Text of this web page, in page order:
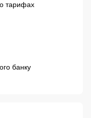
тарифах
банку